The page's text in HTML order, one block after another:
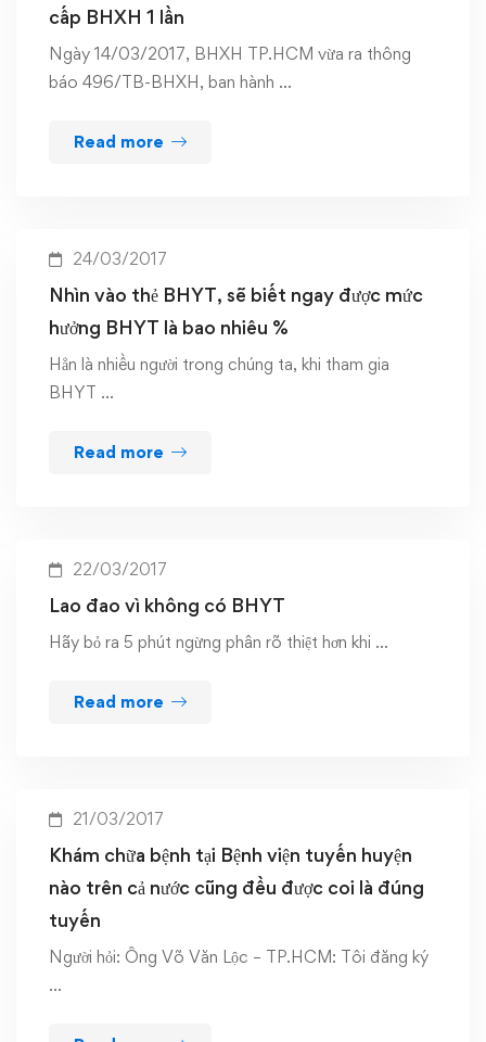
cấp BHXH 1 lần
Ngày 14/03/2017, BHXH TP.HCM vừa ra thông
báo 496/TB-BHXH, ban hành …
Read more
24/03/2017
Nhìn vào thẻ BHYT, sẽ biết ngay được mức
hưởng BHYT là bao nhiêu %
Hẳn là nhiều người trong chúng ta, khi tham gia
BHYT …
Read more
22/03/2017
Lao đao vì không có BHYT
Hãy bỏ ra 5 phút ngừng phân rõ thiệt hơn khi …
Read more
21/03/2017
Khám chữa bệnh tại Bệnh viện tuyến huyện
nào trên cả nước cũng đều được coi là đúng
tuyến
Người hỏi: Ông Võ Văn Lộc – TP.HCM: Tôi đăng ký
…